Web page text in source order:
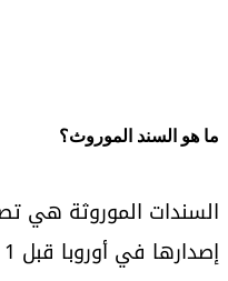
ما هو السند الموروث؟
السندات الموروثة هي